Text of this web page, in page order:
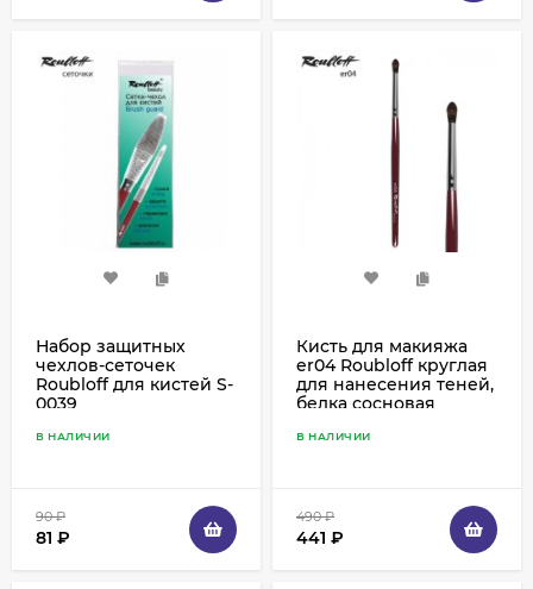
Набор защитных
чехлов-сеточек
Roubloff для кистей S-
0039
В НАЛИЧИИ
90₽
81 ₽
Кисть для макияжа
er04 Roubloff круглая
для нанесения теней,
белка сосновая
В НАЛИЧИИ
490₽
441 ₽